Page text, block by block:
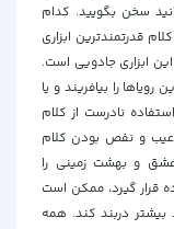
سخن بگویید. کدام
قدرتمندترین ابزاری
ابزاری جادویی است.
را بیافریند و یا
نادرست از کلام
عیب و نفص بودن کلام
و بهشت زمینی را
قرار گیرد، ممکن است
بیشتر دربند کند. همه